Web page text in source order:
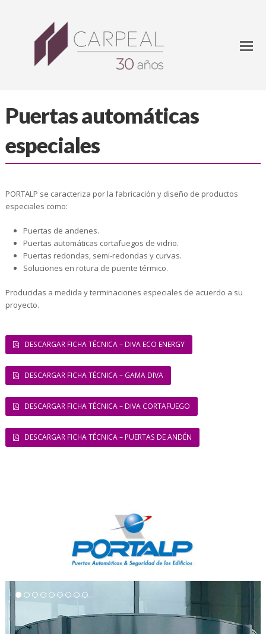
Puertas automáticas
especiales
PORTALP se caracteriza por la fabricación y diseño de productos
especiales como:
Puertas de andenes.
Puertas automáticas cortafuegos de vidrio.
Puertas redondas, semi-redondas y curvas.
Soluciones en rotura de puente térmico.
Producidas a medida y terminaciones especiales de acuerdo a su
proyecto.
DESCARGAR FICHA TÉCNICA – DIVA ECO ENERGY
DESCARGAR FICHA TÉCNICA – GAMA DIVA
DESCARGAR FICHA TÉCNICA – DIVA CORTAFUEGO
DESCARGAR FICHA TÉCNICA – PUERTAS DE ANDÉN